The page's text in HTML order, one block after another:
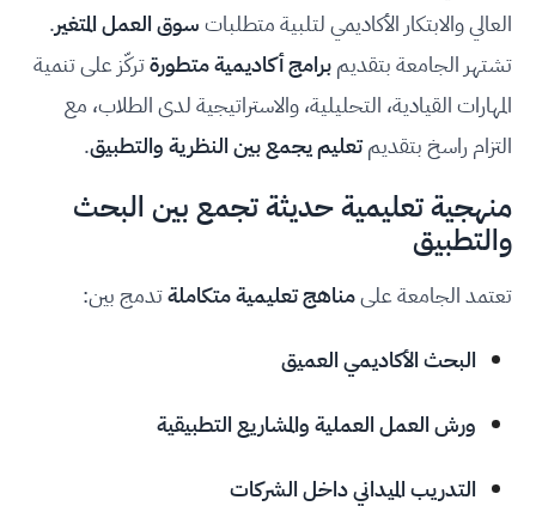
العالي والابتكار الأكاديمي لتلبية متطلباتسوق العمل المتغير.
تشتهر الجامعة بتقديمبرامج أكاديمية متطورةتركّز على تنمية
المهارات القيادية، التحليلية، والاستراتيجية لدى الطلاب، مع
التزام راسخ بتقديمتعليم يجمع بين النظرية والتطبيق.
منهجية تعليمية حديثة تجمع بين البحث
والتطبيق
تعتمد الجامعة علىمناهج تعليمية متكاملةتدمج بين:
البحث الأكاديمي العميق
ورش العمل العملية والمشاريع التطبيقية
التدريب الميداني داخل الشركات